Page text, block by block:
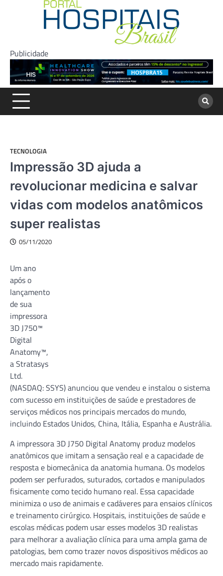
Publicidade
TECNOLOGIA
Impressão 3D ajuda a
revolucionar medicina e salvar
vidas com modelos anatômicos
super realistas
05/11/2020
Um ano
após o
lançamento
de sua
impressora
3D J750™
Digital
Anatomy™,
a Stratasys
Ltd.
(NASDAQ: SSYS) anunciou que vendeu e instalou o sistema
com sucesso em instituições de saúde e prestadores de
serviços médicos nos principais mercados do mundo,
incluindo Estados Unidos, China, Itália, Espanha e Austrália.
A impressora 3D J750 Digital Anatomy produz modelos
anatômicos que imitam a sensação real e a capacidade de
resposta e biomecânica da anatomia humana. Os modelos
podem ser perfurados, suturados, cortados e manipulados
fisicamente como tecido humano real. Essa capacidade
minimiza o uso de animais e cadáveres para ensaios clínicos
e treinamento cirúrgico. Hospitais, instituições de saúde e
escolas médicas podem usar esses modelos 3D realistas
para melhorar a avaliação clínica para uma ampla gama de
patologias, bem como trazer novos dispositivos médicos ao
mercado mais rapidamente.